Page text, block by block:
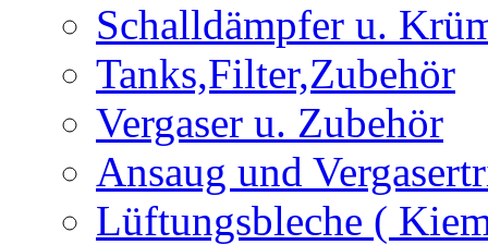
Schalldämpfer u.
Tanks,Filter,Zubehör
Vergaser u. Zubehör
Ansaug und
Lüftungsbleche (